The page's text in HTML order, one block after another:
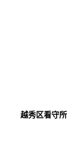
越秀区看守所